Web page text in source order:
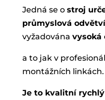
Jedná se o stroj
průmyslová odvětví
vyžadována vysoká
a to jak v
montážních linkách.
Je to kvalitní